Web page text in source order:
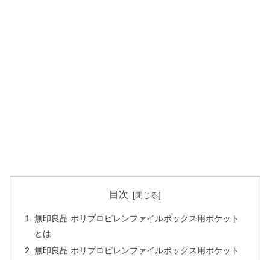
目次
無印良品 ポリプロピレンファイルボックス用ポケット
とは
無印良品 ポリプロピレンファイルボックス用ポケット